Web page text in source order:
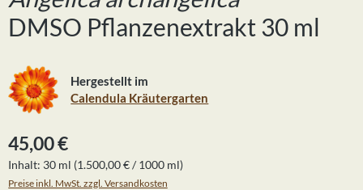
DMSO Pflanzenextrakt 30 ml
Hergestellt im
Calendula Kräutergarten
Regulärer Preis:
45,00 €
Inhalt: 30 ml (1.500,00 € / 1000 ml)
Preise inkl. MwSt. zzgl. Versandkosten